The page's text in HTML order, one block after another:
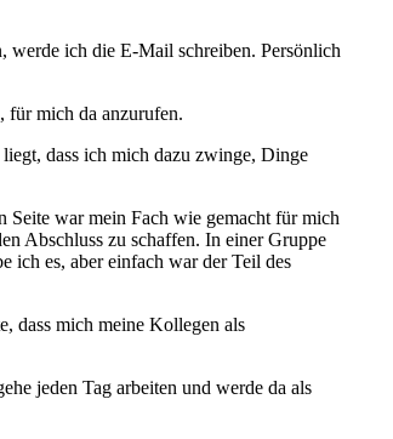
werde ich die E-Mail schreiben. Persönlich
für mich da anzurufen.
dass ich mich dazu zwinge, Dinge
Seite war mein Fach wie gemacht für mich
Abschluss zu schaffen. In einer Gruppe
ich es, aber einfach war der Teil des
dass mich meine Kollegen als
jeden Tag arbeiten und werde da als